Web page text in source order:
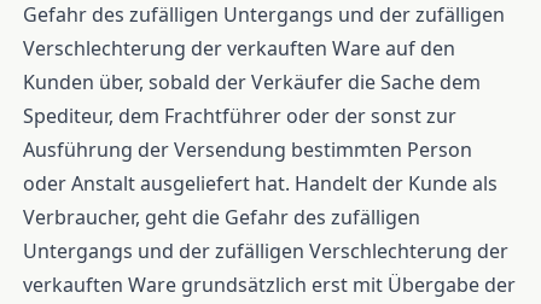
Gefahr des zufälligen Untergangs und der zufälligen
Verschlechterung der verkauften Ware auf den
Kunden über, sobald der Verkäufer die Sache dem
Spediteur, dem Frachtführer oder der sonst zur
Ausführung der Versendung bestimmten Person
oder Anstalt ausgeliefert hat. Handelt der Kunde als
Verbraucher, geht die Gefahr des zufälligen
Untergangs und der zufälligen Verschlechterung der
verkauften Ware grundsätzlich erst mit Übergabe der